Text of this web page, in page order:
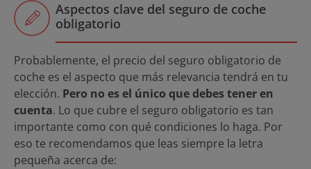
Aspectos clave del seguro de coche
obligatorio
Probablemente, el precio del seguro obligatorio de
coche es el aspecto que más relevancia tendrá en tu
elección. Pero no es el único que debes tener en
cuenta. Lo que cubre el seguro obligatorio es tan
importante como con qué condiciones lo haga. Por
eso te recomendamos que leas siempre la letra
pequeña acerca de: